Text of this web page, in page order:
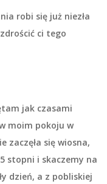
robi się już niezła
ci tego
jak czasami
moim pokoju w
zaczęła się wiosna,
stopni i skaczemy na
dzień, a z pobliskiej